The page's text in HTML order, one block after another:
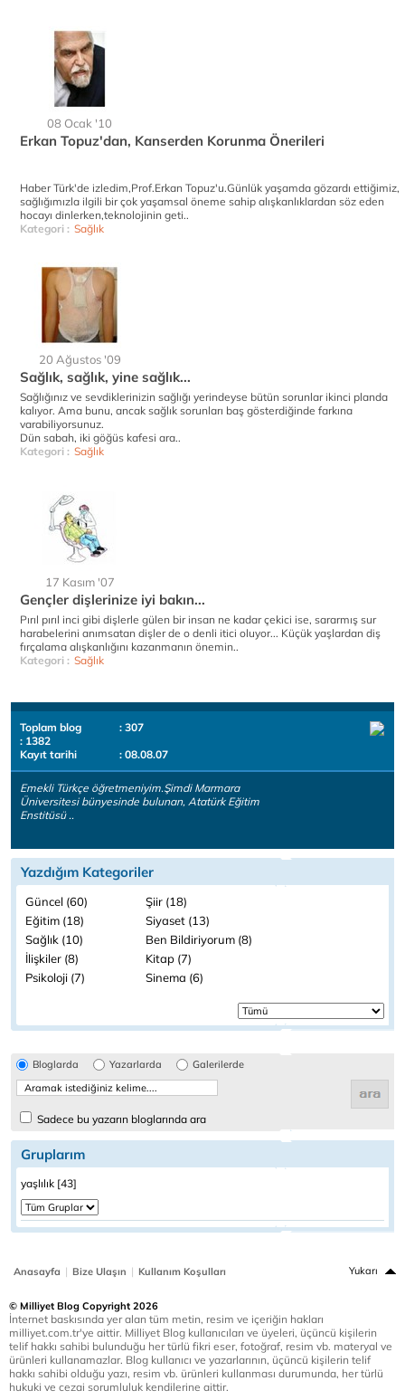
08 Ocak '10
Erkan Topuz'dan, Kanserden Korunma Önerileri
Haber Türk'de izledim,Prof.Erkan Topuz'u.Günlük yaşamda gözardı ettiğimiz,
sağlığımızla ilgili bir çok yaşamsal öneme sahip alışkanlıklardan söz eden
hocayı dinlerken,teknolojinin geti..
Kategori : Sağlık
20 Ağustos '09
Sağlık, sağlık, yine sağlık...
Sağlığınız ve sevdiklerinizin sağlığı yerindeyse bütün sorunlar ikinci planda
kalıyor. Ama bunu, ancak sağlık sorunları baş gösterdiğinde farkına
varabiliyorsunuz.
Dün sabah, iki göğüs kafesi ara..
Kategori : Sağlık
17 Kasım '07
Gençler dişlerinize iyi bakın...
Pırıl pırıl inci gibi dişlerle gülen bir insan ne kadar çekici ise, sararmış sur
harabelerini anımsatan dişler de o denli itici oluyor... Küçük yaşlardan diş
fırçalama alışkanlığını kazanmanın önemin..
Kategori : Sağlık
Toplam blog
: 307
: 1382
Kayıt tarihi
: 08.08.07
Emekli Türkçe öğretmeniyim.Şimdi Marmara
Üniversitesi bünyesinde bulunan, Atatürk Eğitim
Enstitüsü ..
Yazdığım Kategoriler
Güncel (60)
Şiir (18)
Eğitim (18)
Siyaset (13)
Sağlık (10)
Ben Bildiriyorum (8)
İlişkiler (8)
Kitap (7)
Psikoloji (7)
Sinema (6)
Bloglarda Yazarlarda Galerilerde
Sadece bu yazarın bloglarında ara
Gruplarım
yaşlılık [43]
Anasayfa | Bize Ulaşın | Kullanım Koşulları Yukarı
© Milliyet Blog Copyright 2026
İnternet baskısında yer alan tüm metin, resim ve içeriğin hakları
milliyet.com.tr'ye aittir. Milliyet Blog kullanıcıları ve üyeleri, üçüncü kişilerin
telif hakkı sahibi bulunduğu her türlü fikri eser, fotoğraf, resim vb. materyal ve
ürünleri kullanamazlar. Blog kullanıcı ve yazarlarının, üçüncü kişilerin telif
hakkı sahibi olduğu yazı, resim vb. ürünleri kullanması durumunda, her türlü
hukuki ve cezai sorumluluk kendilerine aittir.